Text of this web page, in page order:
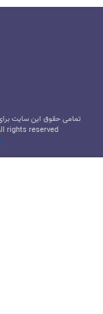
تمامی حقوق این سایت
rights reserved